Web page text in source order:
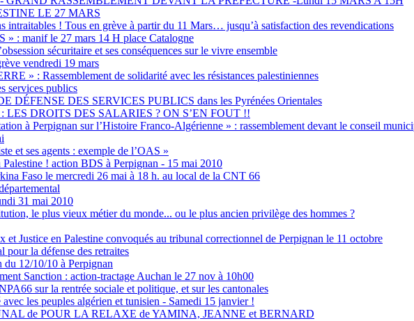
LE 27 MARS
! Tous en grève à partir du 11 Mars… jusqu’à satisfaction des revendications
: manif le 27 mars 14 H place Catalogne
sécuritaire et ses conséquences sur le vivre ensemble
vendredi 19 mars
» : Rassemblement de solidarité avec les résistances palestiniennes
services publics
DÉFENSE DES SERVICES PUBLICS dans les Pyrénées Orientales
DROITS DES SALARIES ? ON S’EN FOUT !!
à Perpignan sur l’Histoire Franco-Algérienne » : rassemblement devant le conseil
et ses agents : exemple de l’OAS »
! action BDS à Perpignan - 15 mai 2010
Faso le mercredi 26 mai à 18 h. au local de la CNT 66
31 mai 2010
le plus vieux métier du monde... ou le plus ancien privilège des hommes ?
Justice en Palestine convoqués au tribunal correctionnel de Perpignan le 11 octobre
pour la défense des retraites
du 12/10/10 à Perpignan
Sanction : action-tractage Auchan le 27 nov à 10h00
sur la rentrée sociale et politique, et sur les cantonales
les peuples algérien et tunisien - Samedi 15 janvier !
de POUR LA RELAXE de YAMINA, JEANNE et BERNARD